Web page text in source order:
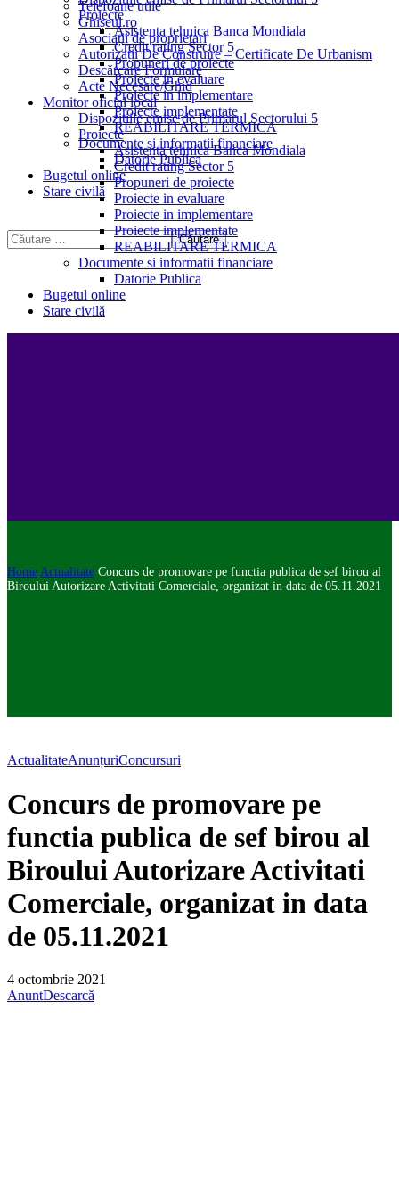
Proiecte
Asistenta tehnica Banca Mondiala
Credit rating Sector 5
Propuneri de proiecte
Proiecte in evaluare
Proiecte in implementare
Proiecte implementate
REABILITARE TERMICA
Documente si informatii financiare
Datorie Publica
Bugetul online
Stare civilă
Telefoane utile
Ghișeul.ro
Asociații de proprietari
Autorizații De Construire – Certificate De Urbanism
Descărcare Formulare
Acte Necesare/Ghid
Monitor oficial local
Dispozitiile emise de Primarul Sectorului 5
Proiecte
Asistenta tehnica Banca Mondiala
Credit rating Sector 5
Propuneri de proiecte
Proiecte in evaluare
Proiecte in implementare
Proiecte implementate
REABILITARE TERMICA
Documente si informatii financiare
Datorie Publica
Bugetul online
Stare civilă
Home Actualitate Concurs de promovare pe functia publica de sef birou al
Biroului Autorizare Activitati Comerciale, organizat in data de 05.11.2021
ActualitateAnunțuriConcursuri
Concurs de promovare pe
functia publica de sef birou al
Biroului Autorizare Activitati
Comerciale, organizat in data
de 05.11.2021
4 octombrie 2021
AnuntDescarcă